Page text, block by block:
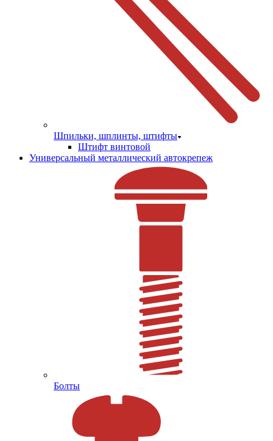
Шпильки, шплинты, штифты
Штифт винтовой
Универсальный металлический автокрепеж
Болты